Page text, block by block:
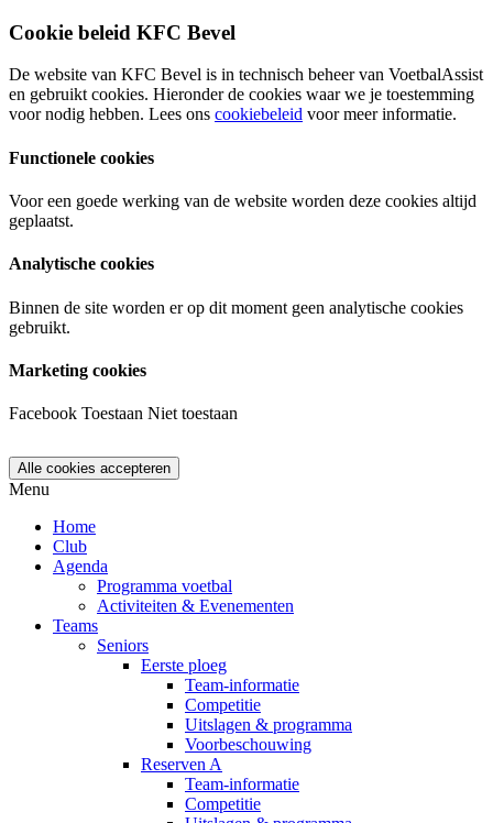
Cookie beleid KFC Bevel
De website van KFC Bevel is in technisch beheer van VoetbalAssist
en gebruikt cookies. Hieronder de cookies waar we je toestemming
voor nodig hebben. Lees ons cookiebeleid voor meer informatie.
Functionele cookies
Voor een goede werking van de website worden deze cookies altijd
geplaatst.
Analytische cookies
Binnen de site worden er op dit moment geen analytische cookies
gebruikt.
Marketing cookies
Facebook Toestaan Niet toestaan
Menu
Home
Club
Agenda
Programma voetbal
Activiteiten & Evenementen
Teams
Seniors
Eerste ploeg
Team-informatie
Competitie
Uitslagen & programma
Voorbeschouwing
Reserven A
Team-informatie
Competitie